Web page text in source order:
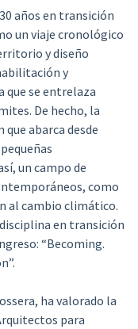
años en transición
un viaje cronológico
y diseño
y
se entrelaza
De hecho, la
abarca desde
un campo de
como
al cambio climático.
en transición
“Becoming.
ha valorado la
para